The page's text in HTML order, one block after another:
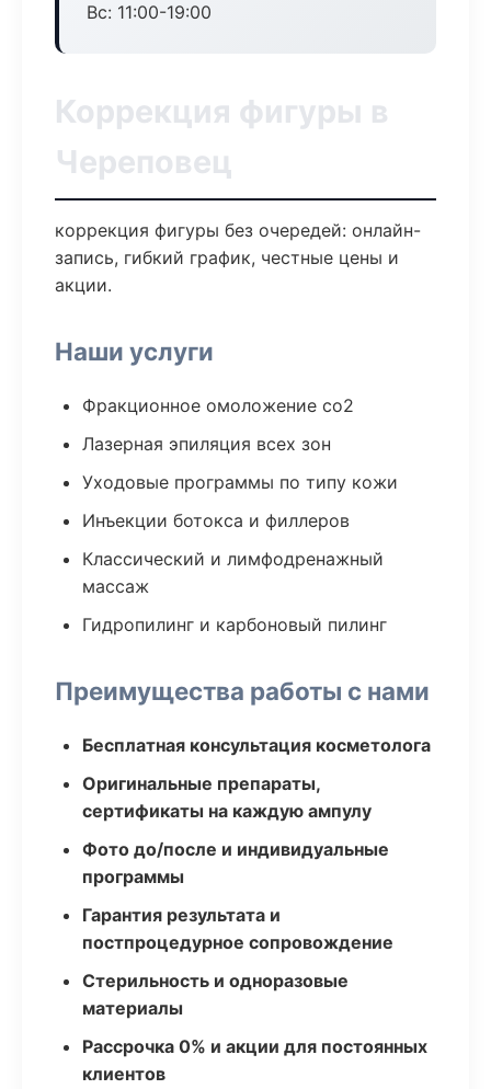
Вс: 11:00-19:00
Коррекция фигуры в
Череповец
коррекция фигуры без очередей: онлайн-
запись, гибкий график, честные цены и
акции.
Наши услуги
Фракционное омоложение co2
Лазерная эпиляция всех зон
Уходовые программы по типу кожи
Инъекции ботокса и филлеров
Классический и лимфодренажный
массаж
Гидропилинг и карбоновый пилинг
Преимущества работы с нами
Бесплатная консультация косметолога
Оригинальные препараты,
сертификаты на каждую ампулу
Фото до/после и индивидуальные
программы
Гарантия результата и
постпроцедурное сопровождение
Стерильность и одноразовые
материалы
Рассрочка 0% и акции для постоянных
клиентов